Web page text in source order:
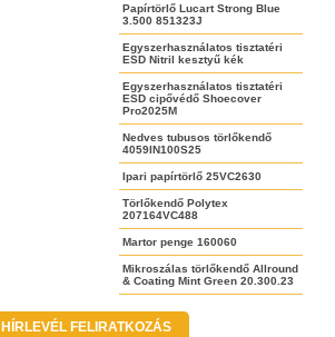
Papírtörlő Lucart Strong Blue
3.500 851323J
Egyszerhasználatos tisztatéri
ESD Nitril kesztyű kék
Egyszerhasználatos tisztatéri
ESD cipővédő Shoecover
Pro2025M
Nedves tubusos törlőkendő
4059IN100S25
Ipari papírtörlő 25VC2630
Törlőkendő Polytex
207164VC488
Martor penge 160060
Mikroszálas törlőkendő Allround
& Coating Mint Green 20.300.23
HÍRLEVÉL FELIRATKOZÁS